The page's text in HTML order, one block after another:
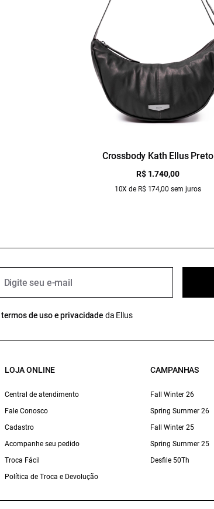
Crossbody Kath Ellus Preto
R$ 1.740,00
10X de R$ 174,00 sem juros
termos de uso e privacidade da Ellus
LOJA ONLINE
Central de atendimento
Fale Conosco
Cadastro
Acompanhe seu pedido
Troca Fácil
Política de Troca e Devolução
CAMPANHAS
Fall Winter 26
Spring Summer 26
Fall Winter 25
Spring Summer 25
Desfile 50Th